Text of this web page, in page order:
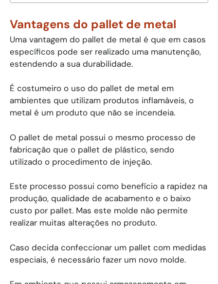
Vantagens do pallet de metal
Uma vantagem do pallet de metal é que em casos
específicos pode ser realizado uma manutenção,
estendendo a sua durabilidade.
É costumeiro o uso do pallet de metal em
ambientes que utilizam produtos inflamáveis, o
metal é um produto que não se incendeia.
O pallet de metal possui o mesmo processo de
fabricação que o pallet de plástico, sendo
utilizado o procedimento de injeção.
Este processo possui como benefício a rapidez na
produção, qualidade de acabamento e o baixo
custo por pallet. Mas este molde não permite
realizar muitas alterações no produto.
Caso decida confeccionar um pallet com medidas
especiais, é necessário fazer um novo molde.